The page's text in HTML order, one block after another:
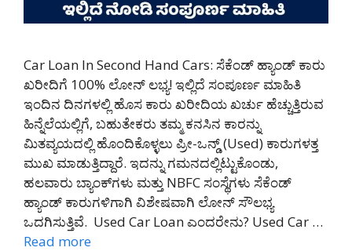
Car Loan In Second Hand Cars: ಸೆಕೆಂಡ್ ಹ್ಯಾಂಡ್ ಕಾರು
ಖರೀದಿಗೆ 100% ಲೋನ್ ಲಭ್ಯ! ಇಲ್ಲಿದೆ ಸಂಪೂರ್ಣ ಮಾಹಿತಿ
ಇಂದಿನ ದಿನಗಳಲ್ಲಿ ಹೊಸ ಕಾರು ಖರೀದಿಯ ಖರ್ಚು ಹೆಚ್ಚುತ್ತಿರುವ
ಹಿನ್ನೆಲೆಯಲ್ಲಿಗೆ, ಬಹುತೇಕರು ತಮ್ಮ ಕನಸಿನ ಕಾರನ್ನು
ಮಿತವ್ಯಯದಲ್ಲಿ ಹೊಂದಿಕೊಳ್ಳಲು ಪ್ರೀ-ಒನ್ಡ್ (Used) ಕಾರುಗಳತ್ತ
ಮುಖ ಮಾಡುತ್ತಿದ್ದಾರೆ. ಇದನ್ನು ಗಮನದಲ್ಲಿಟ್ಟುಕೊಂಡು,
ಹಲವಾರು ಬ್ಯಾಂಕ್‌ಗಳು ಮತ್ತು NBFC ಸಂಸ್ಥೆಗಳು ಸೆಕೆಂಡ್
ಹ್ಯಾಂಡ್ ಕಾರುಗಳಿಗಾಗಿ ವಿಶೇಷವಾಗಿ ಲೋನ್ ಸೌಲಭ್ಯ
ಒದಗಿಸುತ್ತಿವೆ. Used Car Loan ಎಂದರೇನು? Used Car …
Read more